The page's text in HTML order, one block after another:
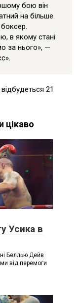
бою він
на більше.
в якому стані
за нього», —
21
цікаво
Усика в
Беллью Дейв
від перемоги